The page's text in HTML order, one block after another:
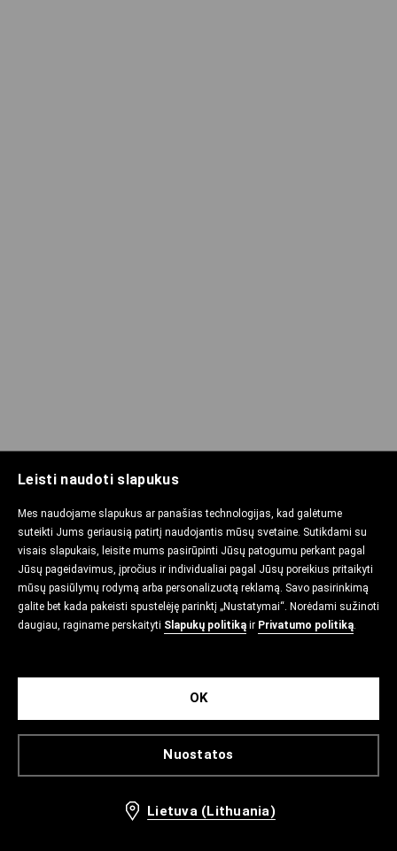
Leisti naudoti slapukus
Mes naudojame slapukus ar panašias technologijas, kad galėtume
suteikti Jums geriausią patirtį naudojantis mūsų svetaine. Sutikdami su
visais slapukais, leisite mums pasirūpinti Jūsų patogumu perkant pagal
Jūsų pageidavimus, įpročius ir individualiai pagal Jūsų poreikius pritaikyti
mūsų pasiūlymų rodymą arba personalizuotą reklamą. Savo pasirinkimą
galite bet kada pakeisti spustelėję parinktį „Nustatymai“. Norėdami sužinoti
daugiau, raginame perskaityti Slapukų politiką ir Privatumo politiką.
Nuostatos
OK
Lietuva (Lithuania)